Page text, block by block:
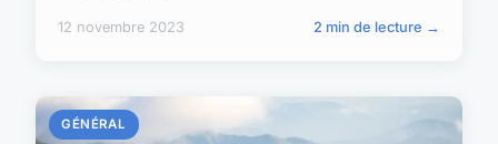
12 novembre 2023 2 min de lecture →
GÉNÉRAL